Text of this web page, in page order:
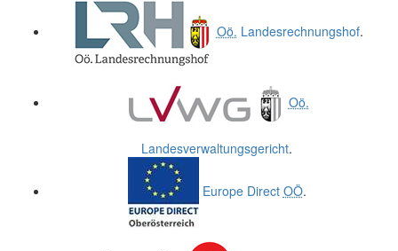
Oö. Landesrechnungshof.
Oö.
Landesverwaltungsgericht.
Europe Direct OÖ.